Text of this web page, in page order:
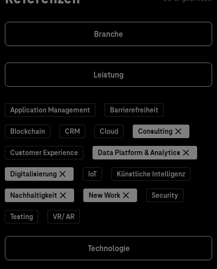
Branche
Leistung
Application Management Barrierefreiheit
Blockchain CRM Cloud Consulting
Customer Experience Data Platform & Analytics
Digitalisierung IoT Künstliche Intelligenz
Nachhaltigkeit New Work Security
Testing VR/ AR
Technologie